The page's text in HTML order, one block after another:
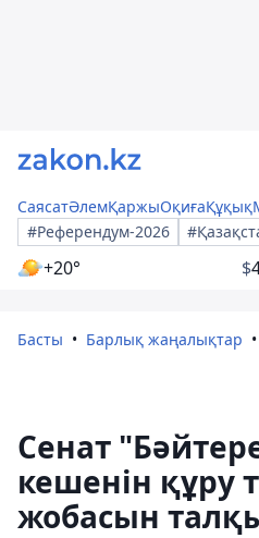
СаясатӘлемҚаржыОқиғаҚұқық
#Референдум-2026
+20° $
Басты Барлық жаңалықтар
Сенат
кешенін құру
жобасын